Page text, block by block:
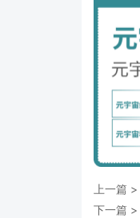
上一篇 >
下一篇 >